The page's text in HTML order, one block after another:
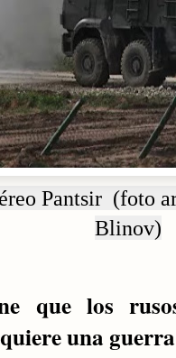
Pantsir (foto
Blinov)
que los
una